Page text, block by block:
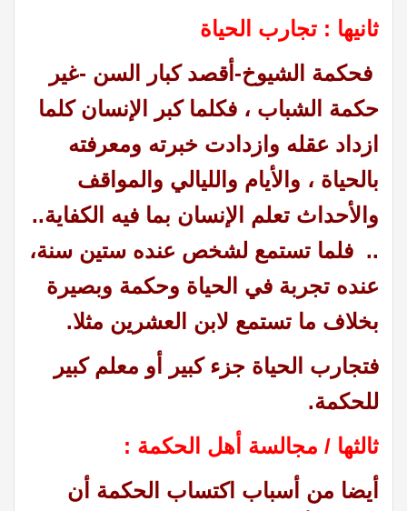
ثانيها : تجارب الحياة
فحكمة الشيوخ-أقصد كبار السن -غير
حكمة الشباب ، فكلما كبر الإنسان كلما
ازداد عقله وازدادت خبرته ومعرفته
بالحياة ، والأيام والليالي والمواقف
والأحداث تعلم الإنسان بما فيه الكفاية..
.. فلما تستمع لشخص عنده ستين سنة،
عنده تجربة في الحياة وحكمة وبصيرة
بخلاف ما تستمع لابن العشرين مثلا.
فتجارب الحياة جزء كبير أو معلم كبير
للحكمة.
ثالثها / مجالسة أهل الحكمة :
أيضا من أسباب اكتساب الحكمة أن